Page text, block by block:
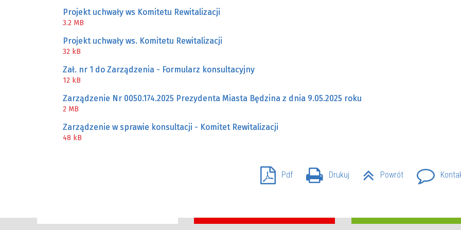
Projekt uchwały ws Komitetu Rewitalizacji
3.2 MB
Projekt uchwały ws. Komitetu Rewitalizacji
32 kB
Zał. nr 1 do Zarządzenia - Formularz konsultacyjny
12 kB
Zarządzenie Nr 0050.174.2025 Prezydenta Miasta Będzina z dnia 9.05.2025 roku
2 MB
Zarządzenie w sprawie konsultacji - Komitet Rewitalizacji
48 kB
Pdf Drukuj Powrót